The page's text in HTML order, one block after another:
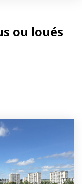
ou loués